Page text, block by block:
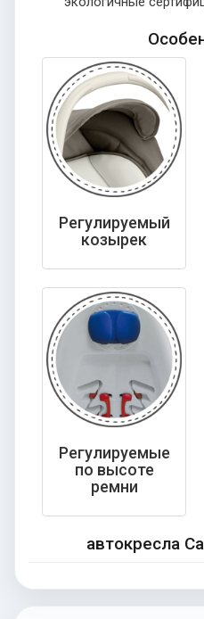
Регулируемый
козырек
Регулируемые
по высоте
ремни
автокресла